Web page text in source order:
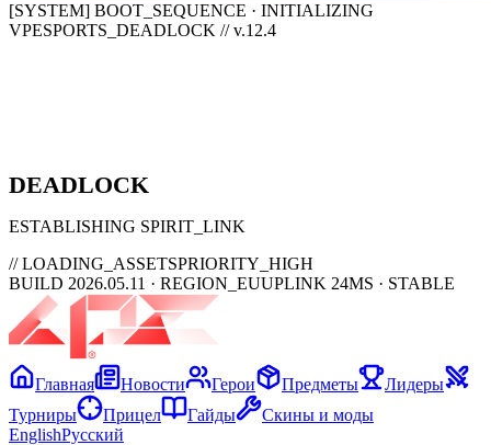
[SYSTEM] BOOT_SEQUENCE · INITIALIZING
VPESPORTS_DEADLOCK // v.12.4
DEADLOCK
ESTABLISHING SPIRIT_LINK
// LOADING_ASSETSPRIORITY_HIGH
BUILD 2026.05.11 · REGION_EUUPLINK 24MS · STABLE
Главная Новости Герои Предметы
Лидеры
Турниры
Прицел Гайды
Скины и моды
EnglishРусский